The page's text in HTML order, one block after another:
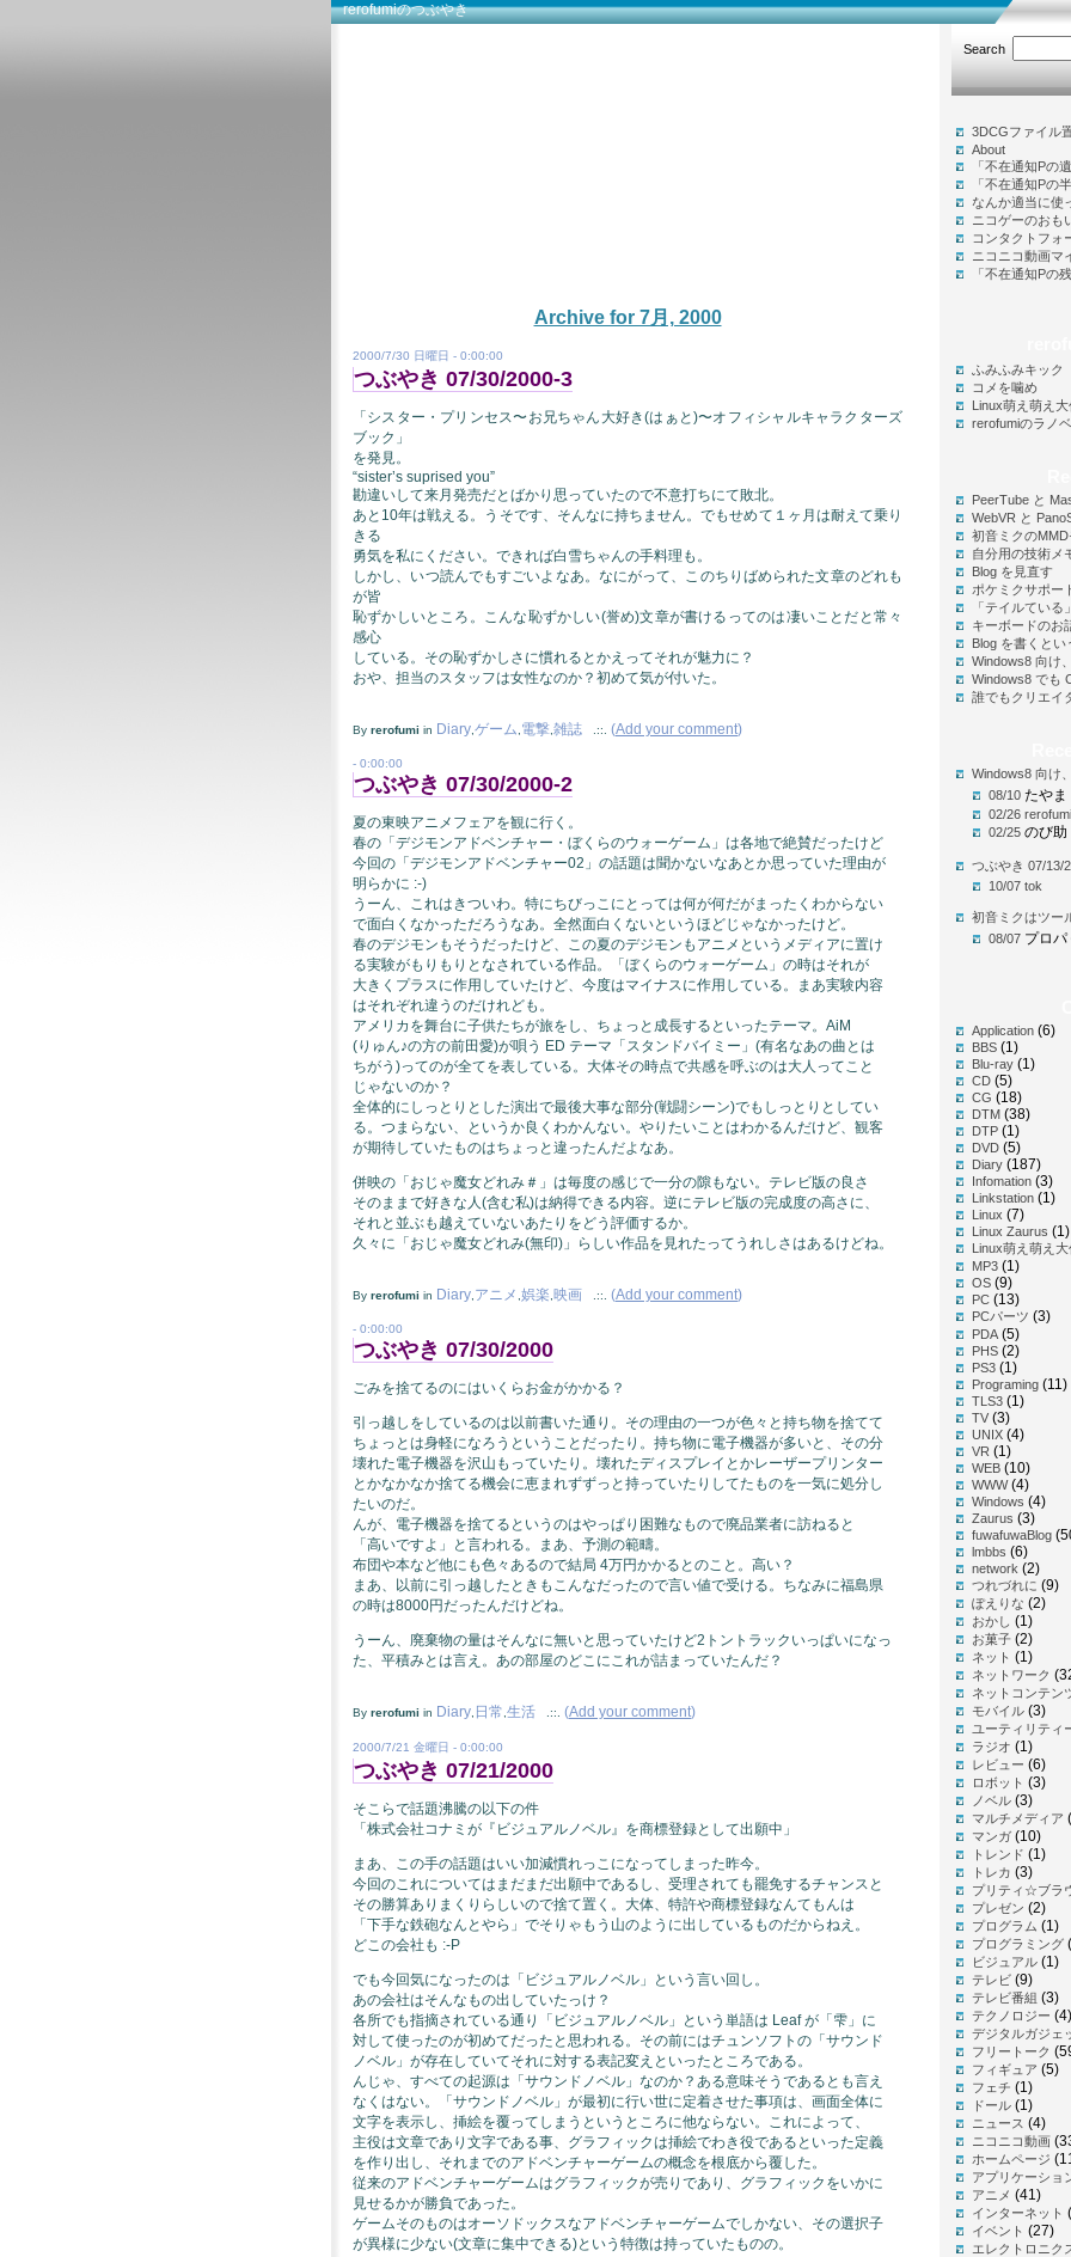
rerofumiのつぶやき
Archive for 7月, 2000
2000/7/30 日曜日 - 0:00:00
つぶやき 07/30/2000-3
「シスター・プリンセス〜お兄ちゃん大好き(はぁと)〜オフィシャルキャラクターズ
ブック」
を発見。
“sister’s suprised you”
勘違いして来月発売だとばかり思っていたので不意打ちにて敗北。
あと10年は戦える。うそです、そんなに持ちません。でもせめて１ヶ月は耐えて乗り
きる
勇気を私にください。できれば白雪ちゃんの手料理も。
しかし、いつ読んでもすごいよなあ。なにがって、このちりばめられた文章のどれも
が皆
恥ずかしいところ。こんな恥ずかしい(誉め)文章が書けるってのは凄いことだと常々
感心
している。その恥ずかしさに慣れるとかえってそれが魅力に？
おや、担当のスタッフは女性なのか？初めて気が付いた。
By rerofumi in Diary ゲーム 電撃 雑誌 .::. (Add your comment)
- 0:00:00
つぶやき 07/30/2000-2
夏の東映アニメフェアを観に行く。
春の「デジモンアドベンチャー・ぼくらのウォーゲーム」は各地で絶賛だったけど
今回の「デジモンアドベンチャー02」の話題は聞かないなあとか思っていた理由が
明らかに :-)
うーん、これはきついわ。特にちびっこにとっては何が何だがまったくわからない
で面白くなかっただろうなあ。全然面白くないというほどじゃなかったけど。
春のデジモンもそうだったけど、この夏のデジモンもアニメというメディアに置け
る実験がもりもりとなされている作品。「ぼくらのウォーゲーム」の時はそれが
大きくプラスに作用していたけど、今度はマイナスに作用している。まあ実験内容
はそれぞれ違うのだけれども。
アメリカを舞台に子供たちが旅をし、ちょっと成長するといったテーマ。AiM
(りゅん♪の方の前田愛)が唄う ED テーマ「スタンドバイミー」(有名なあの曲とは
ちがう)ってのが全てを表している。大体その時点で共感を呼ぶのは大人ってこと
じゃないのか？
全体的にしっとりとした演出で最後大事な部分(戦闘シーン)でもしっとりとしてい
る。つまらない、というか良くわかんない。やりたいことはわかるんだけど、観客
が期待していたものはちょっと違ったんだよなあ。
併映の「おじゃ魔女どれみ＃」は毎度の感じで一分の隙もない。テレビ版の良さ
そのままで好きな人(含む私)は納得できる内容。逆にテレビ版の完成度の高さに、
それと並ぶも越えていないあたりをどう評価するか。
久々に「おじゃ魔女どれみ(無印)」らしい作品を見れたってうれしさはあるけどね。
By rerofumi in Diary アニメ 娯楽 映画 .::. (Add your comment)
- 0:00:00
つぶやき 07/30/2000
ごみを捨てるのにはいくらお金がかかる？
引っ越しをしているのは以前書いた通り。その理由の一つが色々と持ち物を捨てて
ちょっとは身軽になろうということだったり。持ち物に電子機器が多いと、その分
壊れた電子機器を沢山もっていたり。壊れたディスプレイとかレーザープリンター
とかなかなか捨てる機会に恵まれずずっと持っていたりしてたものを一気に処分し
たいのだ。
んが、電子機器を捨てるというのはやっぱり困難なもので廃品業者に訪ねると
「高いですよ」と言われる。まあ、予測の範疇。
布団や本など他にも色々あるので結局 4万円かかるとのこと。高い？
まあ、以前に引っ越したときもこんなだったので言い値で受ける。ちなみに福島県
の時は8000円だったんだけどね。
うーん、廃棄物の量はそんなに無いと思っていたけど2トントラックいっぱいになっ
た、平積みとは言え。あの部屋のどこにこれが詰まっていたんだ？
By rerofumi in Diary 日常 生活 .::. (Add your comment)
2000/7/21 金曜日 - 0:00:00
つぶやき 07/21/2000
そこらで話題沸騰の以下の件
「株式会社コナミが『ビジュアルノベル』を商標登録として出願中」
まあ、この手の話題はいい加減慣れっこになってしまった昨今。
今回のこれについてはまだまだ出願中であるし、受理されても罷免するチャンスと
その勝算ありまくりらしいので捨て置く。大体、特許や商標登録なんてもんは
「下手な鉄砲なんとやら」でそりゃもう山のように出しているものだからねえ。
どこの会社も :-P
でも今回気になったのは「ビジュアルノベル」という言い回し。
あの会社はそんなもの出していたっけ？
各所でも指摘されている通り「ビジュアルノベル」という単語は Leaf が「雫」に
対して使ったのが初めてだったと思われる。その前にはチュンソフトの「サウンド
ノベル」が存在していてそれに対する表記変えといったところである。
んじゃ、すべての起源は「サウンドノベル」なのか？ある意味そうであるとも言え
なくはない。「サウンドノベル」が最初に行い世に定着させた事項は、画面全体に
文字を表示し、挿絵を覆ってしまうというところに他ならない。これによって、
主役は文章であり文字である事、グラフィックは挿絵でわき役であるといった定義
を作り出し、それまでのアドベンチャーゲームの概念を根底から覆した。
従来のアドベンチャーゲームはグラフィックが売りであり、グラフィックをいかに
見せるかが勝負であった。
ゲームそのものはオーソドックスなアドベンチャーゲームでしかない、その選択子
が異様に少ない(文章に集中できる)という特徴は持っていたものの。
Search
3DCGファイル
About
「不在通知Pの
「不在通知Pの
なんか適当に使
ニコゲーのおも
コンタクトフォ
ニコニコ動画マ
「不在通知Pの
ふみふみキック
コメを噛め
Linux萌え萌え
rerofumiのラノ
PeerTube と
WebVR と
初音ミクの
自分用の技術メ
Blog を見直す
ポケミクサポー
「テイルている
キーボードのお
Blog を書くとい
Windows8 向け
Windows8 でも
誰でもクリエイ
Windows8 向け
08/10 たやま
02/26 rerofumi
02/25 のび助
つぶやき 07/13/
10/07 tok
初音ミクはツー
08/07 プロパ
Application (6)
BBS (1)
Blu-ray (1)
CD (5)
CG (18)
DTM (38)
DTP (1)
DVD (5)
Diary (187)
Infomation (3)
Linkstation (1)
Linux (7)
Linux Zaurus (1)
Linux萌え萌え
MP3 (1)
OS (9)
PC (13)
PCパーツ (3)
PDA (5)
PHS (2)
PS3 (1)
Programing (11)
TLS3 (1)
TV (3)
UNIX (4)
VR (1)
WEB (10)
WWW(4)
Windows (4)
Zaurus (3)
fuwafuwaBlog
lmbbs (6)
network (2)
つれづれに (9)
ぽえりな (2)
おかし (1)
お菓子 (2)
ネット (1)
ネットワーク
ネットコンテン
モバイル (3)
ユーティリティ
ラジオ (1)
レビュー (6)
ロボット (3)
ノベル (3)
マルチメディア
マンガ (10)
トレンド (1)
トレカ (3)
プリティ☆ブラ
プレゼン (2)
プログラム (1)
プログラミング
ビジュアル (1)
テレビ (9)
テレビ番組 (3)
テクノロジー (4)
デジタルガジェ
フリートーク
フィギュア (5)
フェチ (1)
ドール (1)
ニュース (4)
ニコニコ動画
ホームページ
アプリケーショ
アニメ (41)
インターネット
イベント (27)
エレクトロニク